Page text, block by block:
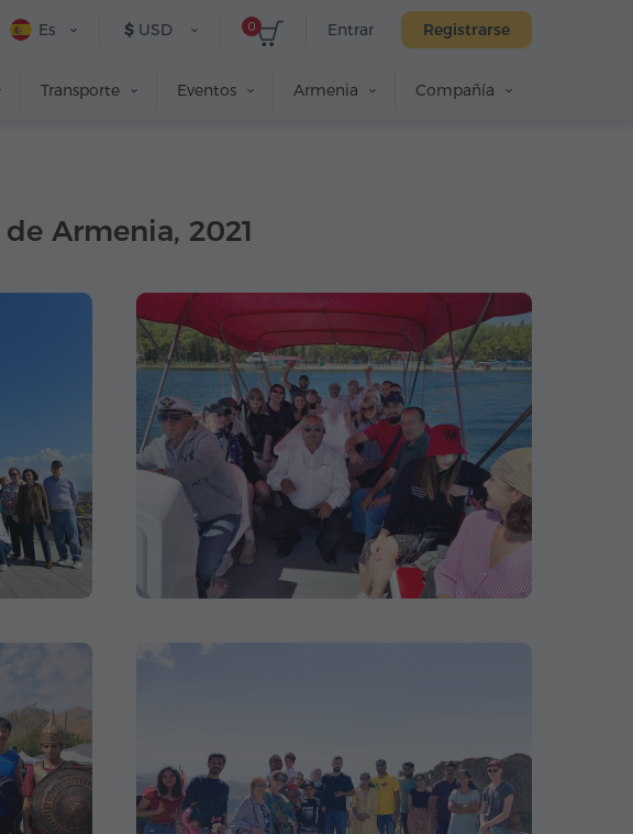
Entrar Registrarse
0
$ USD
Es
Transporte Eventos Armenia Compañía
Armenia, 2021